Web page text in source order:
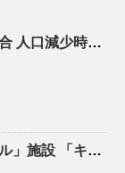
人口 減少時代の建設現場を救え! – ASCII.jp
調布に新スポーツ「パデル」施設 「キャプテン翼」高橋陽一さん手がける – 調布経済新聞